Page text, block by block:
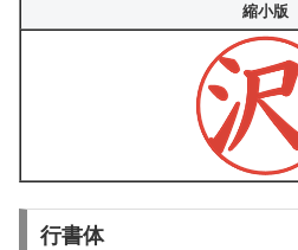
縮小版
行書体